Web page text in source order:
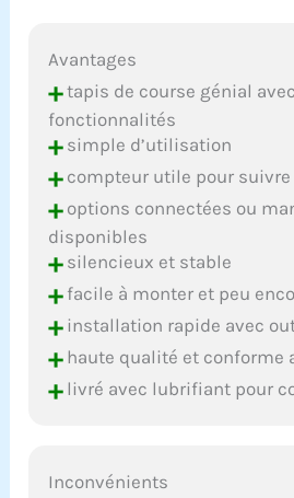
Avantages
+tapis de course génial
fonctionnalités
+simple d’utilisation
+compteur utile pour
+options connectées ou
disponibles
+silencieux et stable
+facile à monter et peu
+installation rapide avec
+haute qualité et conforme
+livré avec lubrifiant pour
Inconvénients